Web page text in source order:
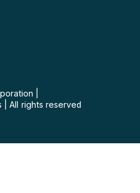
All rights reserved